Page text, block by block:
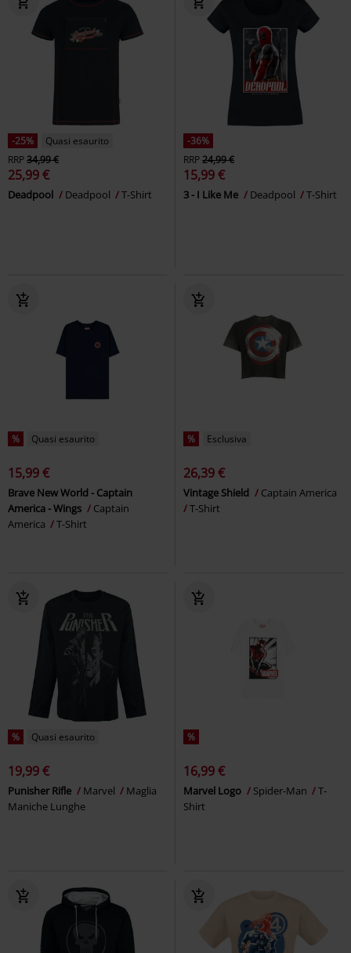
-25%
Quasi esaurito
RRP34,99 €
25,99 €
Deadpool Deadpool T-Shirt
-36%
RRP24,99 €
15,99 €
3 - I Like Me Deadpool T-Shirt
% Quasi esaurito
15,99 €
Brave New World - Captain
America - Wings
Captain
America
T-Shirt
% Esclusiva
26,39 €
Vintage Shield
Captain America
T-Shirt
% Quasi esaurito
19,99 €
Punisher Rifle Marvel
Maglia
Maniche Lunghe
%
16,99 €
Marvel Logo Spider-Man
T-
Shirt